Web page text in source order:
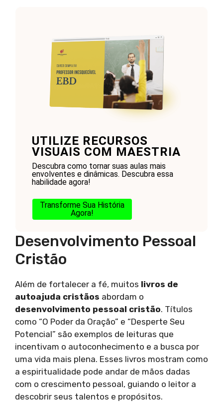
UTILIZE RECURSOS
VISUAIS COM MAESTRIA
Descubra como tornar suas aulas mais
envolventes e dinâmicas. Descubra essa
habilidade agora!
Transforme Sua História
Agora!
Desenvolvimento Pessoal
Cristão
Além de fortalecer a fé, muitos livros de
autoajuda cristãos abordam o
desenvolvimento pessoal cristão. Títulos
como “O Poder da Oração” e “Desperte Seu
Potencial” são exemplos de leituras que
incentivam o autoconhecimento e a busca por
uma vida mais plena. Esses livros mostram como
a espiritualidade pode andar de mãos dadas
com o crescimento pessoal, guiando o leitor a
descobrir seus talentos e propósitos.